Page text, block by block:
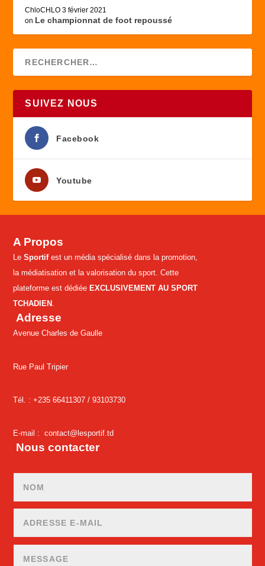
ChloCHLO 3 février 2021
on Le championnat de foot repoussé
SUIVEZ NOUS
Facebook
Youtube
A Propos
LeSportifest un média spécialisé dans la promotion,
la médiatisation et la valorisation du sport. Cette
plateforme est dédiée EXCLUSIVEMENT AU SPORT
TCHADIEN .
Adresse
Avenue Charles de Gaulle
Rue Paul Tripier
Tél. : +235 66411307 /93103730
E-mail :contact@lesportif.td
Nous contacter